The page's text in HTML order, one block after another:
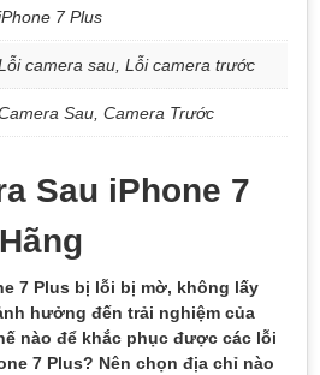
7 Plus
camera sau, Lỗi camera trước
Sau, Camera Trước
Sau iPhone 7
7 Plus bị lỗi bị mờ, không lấy
hưởng đến trải nghiệm của
nào để khắc phục được các lỗi
7 Plus? Nên chọn địa chỉ nào